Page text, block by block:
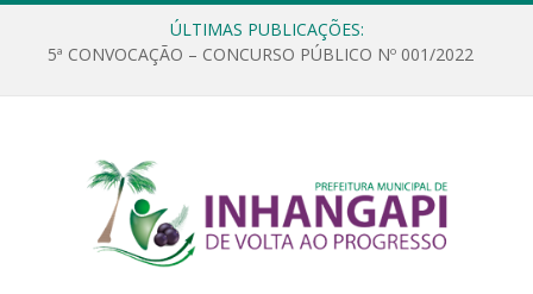
ÚLTIMAS PUBLICAÇÕES:
5ª CONVOCAÇÃO – CONCURSO PÚBLICO Nº 001/2022